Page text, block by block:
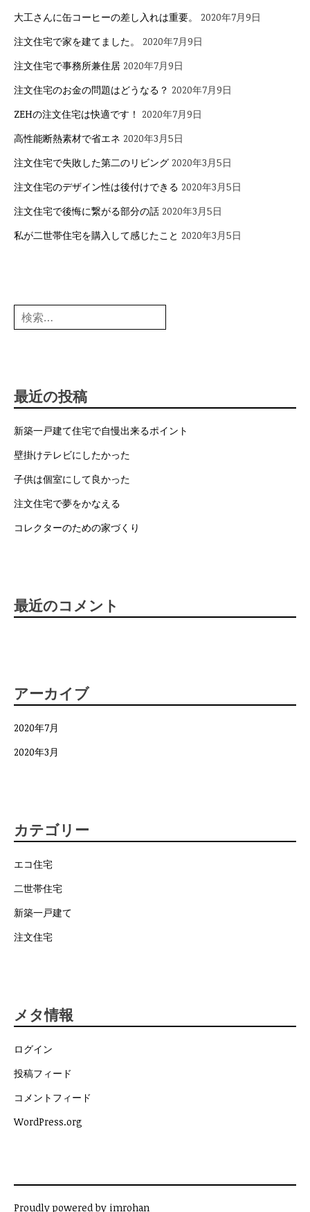
大工さんに缶コーヒーの差し入れは重要。
2020年7月9日
注文住宅で家を建てました。
2020年7月9日
注文住宅で事務所兼住居 2020年7月9日
注文住宅のお金の問題はどうなる？ 2020年7月9日
ZEHの注文住宅は快適です！ 2020年7月9日
高性能断熱素材で省エネ 2020年3月5日
注文住宅で失敗した第二のリビング 2020年3月5日
注文住宅のデザイン性は後付けできる 2020年3月5日
注文住宅で後悔に繋がる部分の話 2020年3月5日
私が二世帯住宅を購入して感じたこと 2020年3月5日
検
索:
最近の投稿
新築一戸建て住宅で自慢出来るポイント
壁掛けテレビにしたかった
子供は個室にして良かった
注文住宅で夢をかなえる
コレクターのための家づくり
最近のコメント
アーカイブ
2020年7月
2020年3月
カテゴリー
エコ住宅
二世帯住宅
新築一戸建て
注文住宅
メタ情報
ログイン
投稿フィード
コメントフィード
WordPress.org
Proudly powered by imrohan